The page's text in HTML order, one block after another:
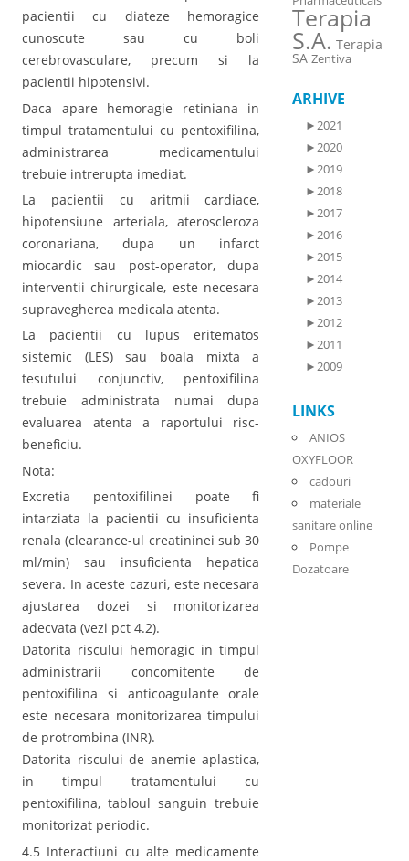
pacientii cu diateze hemoragice
cunoscute sau cu boli
cerebrovasculare, precum si la
pacientii hipotensivi.
Daca apare hemoragie retiniana in
timpul tratamentului cu pentoxifilina,
administrarea medicamentului
trebuie intrerupta imediat.
La pacientii cu aritmii cardiace,
hipotensiune arteriala, ateroscleroza
coronariana, dupa un infarct
miocardic sau post-operator, dupa
interventii chirurgicale, este necesara
supravegherea medicala atenta.
La pacientii cu lupus eritematos
sistemic (LES) sau boala mixta a
tesutului conjunctiv, pentoxifilina
trebuie administrata numai dupa
evaluarea atenta a raportului risc-
beneficiu.
Nota:
Excretia pentoxifilinei poate fi
intarziata la pacientii cu insuficienta
renala (clearance-ul creatininei sub 30
ml/min) sau insuficienta hepatica
severa. In aceste cazuri, este necesara
ajustarea dozei si monitorizarea
adecvata (vezi pct 4.2).
Datorita riscului hemoragic in timpul
administrarii concomitente de
pentoxifilina si anticoagulante orale
este necesara monitorizarea timpului
de protrombina (INR).
Datorita riscului de anemie aplastica,
in timpul tratamentului cu
pentoxifilina, tabloul sanguin trebuie
monitorizat periodic.
4.5 Interactiuni cu alte medicamente
Terapia
S.A. Terapia
SA Zentiva
ARHIVE
►2021
►2020
►2019
►2018
►2017
►2016
►2015
►2014
►2013
►2012
►2011
►2009
LINKS
ANIOS
OXYFLOOR
cadouri
materiale
sanitare online
Pompe
Dozatoare